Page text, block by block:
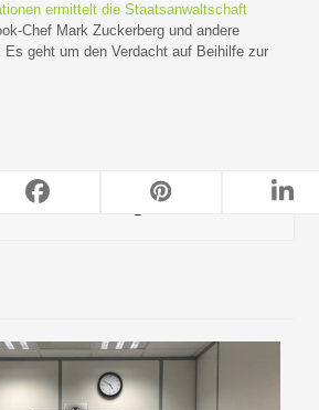
ermittelt die Staatsanwaltschaft
Chef Mark Zuckerberg und andere
Es geht um den Verdacht auf Beihilfe zur
TeleForwarding